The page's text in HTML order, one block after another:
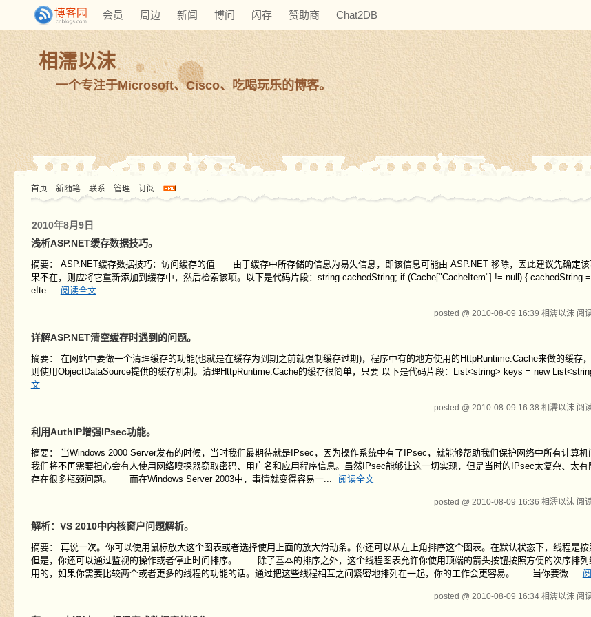
会员 周边 新闻 博问 闪存 赞助商 Chat2DB
相濡以沫
一个专注于Microsoft、Cisco、吃喝玩乐的博客。
首页 新随笔 联系 管理 订阅
2010年8月9日
浅析ASP.NET缓存数据技巧。
摘要： ASP.NET缓存数据技巧：访问缓存的值 由于缓存中所存储的信息为易失信息，即该信息可能由 ASP.NET 移除，因此建议先确定该
果不在，则应将它重新添加到缓存中，然后检索该项。以下是代码片段：string cachedString; if (Cache["CacheItem"] != null) { cachedString
eIte...
阅读全文
posted @ 2010-08-09 16:39 相濡以沫 阅
详解ASP.NET清空缓存时遇到的问题。
摘要： 在网站中要做一个清理缓存的功能(也就是在缓存为到期之前就强制缓存过期)，程序中有的地方使用的HttpRuntime.Cache来做的缓存
则使用ObjectDataSource提供的缓存机制。清理HttpRuntime.Cache的缓存很简单，只要 以下是代码片段：List<string> keys = new
文
posted @ 2010-08-09 16:38 相濡以沫 阅
利用AuthIP增强IPsec功能。
摘要： 当Windows 2000 Server发布的时候，当时我们最期待就是IPsec，因为操作系统中有了IPsec，就能够帮助我们保护网络中所有计算
我们将不再需要担心会有人使用网络嗅探器窃取密码、用户名和应用程序信息。虽然IPsec能够让这一切实现，但是当时的IPsec太复杂、太有
存在很多瓶颈问题。 而在Windows Server 2003中，事情就变得容易一...
阅读全文
posted @ 2010-08-09 16:36 相濡以沫 阅
解析：VS 2010中内核窗户问题解析。
摘要： 再说一次。你可以使用鼠标放大这个图表或者选择使用上面的放大滑动条。你还可以从左上角排序这个图表。在默认状态下，线程是按
但是，你还可以通过监视的操作或者停止时间排序。 除了基本的排序之外，这个线程图表允许你使用顶端的箭头按钮按照方便的次序排列
用的，如果你需要比较两个或者更多的线程的功能的话。通过把这些线程相互之间紧密地排列在一起，你的工作会更容易。 当你要微...
posted @ 2010-08-09 16:34 相濡以沫 阅